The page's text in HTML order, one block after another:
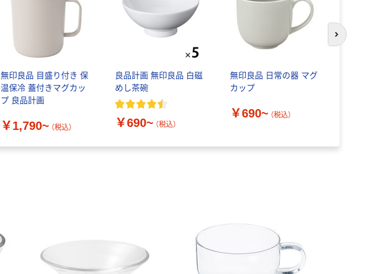
無印良品 目盛り付き 保
温保冷 蓋付きマグカッ
プ 良品計画
￥1,790~ （税込）
良品計画 無印良品 白磁
めし茶碗
￥690~ （税込）
無印良品 日常の器 マグ
カップ
￥690~ （税込）
次のスライド